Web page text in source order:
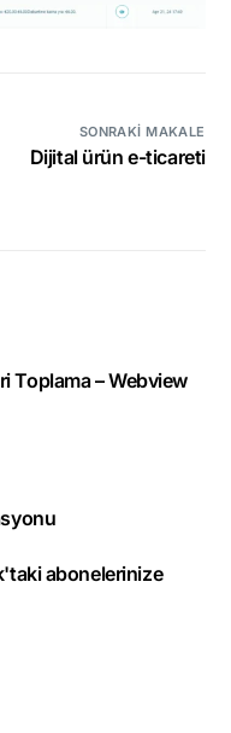
SONRAKI MAKALE
Dijital ürün e-ticareti
Toplama – Webview
abonelerinize